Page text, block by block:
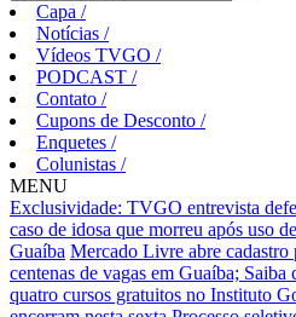
Capa /
Notícias /
Vídeos TVGO /
PODCAST /
Contato /
Cupons de Desconto /
Enquetes /
Colunistas /
MENU
Exclusividade: TVGO entrevista
caso de idosa que morreu após uso
Guaíba Mercado Livre abre cadastro
centenas de vagas em Guaíba; Saiba
quatro cursos gratuitos no Instituto